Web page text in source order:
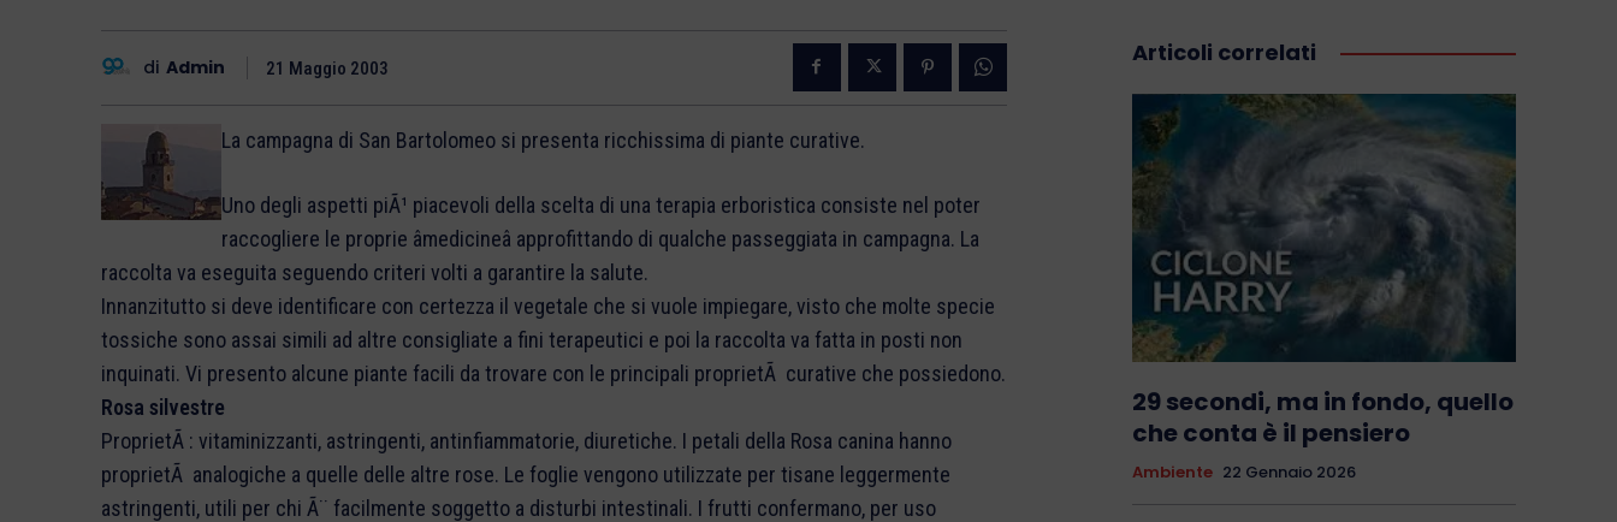
di Admin 21 Maggio 2003
La campagna di San Bartolomeo si presenta ricchissima di piante curative.
Uno degli aspetti piÃ¹ piacevoli della scelta di una terapia erboristica consiste nel poter
raccogliere le proprie âmedicineâ approfittando di qualche passeggiata in campagna. La
raccolta va eseguita seguendo criteri volti a garantire la salute.
Innanzitutto si deve identificare con certezza il vegetale che si vuole impiegare, visto che molte specie
tossiche sono assai simili ad altre consigliate a fini terapeutici e poi la raccolta va fatta in posti non
inquinati. Vi presento alcune piante facili da trovare con le principali proprietÃ curative che possiedono.
Rosa silvestre
ProprietÃ : vitaminizzanti, astringenti, antinfiammatorie, diuretiche. I petali della Rosa canina hanno
proprietÃ analogiche a quelle delle altre rose. Le foglie vengono utilizzate per tisane leggermente
astringenti, utili per chi Ã¨ facilmente soggetto a disturbi intestinali. I frutti confermano, per uso
Articoli correlati
29 secondi, ma in fondo, quello
che conta è il pensiero
Ambiente 22 Gennaio 2026